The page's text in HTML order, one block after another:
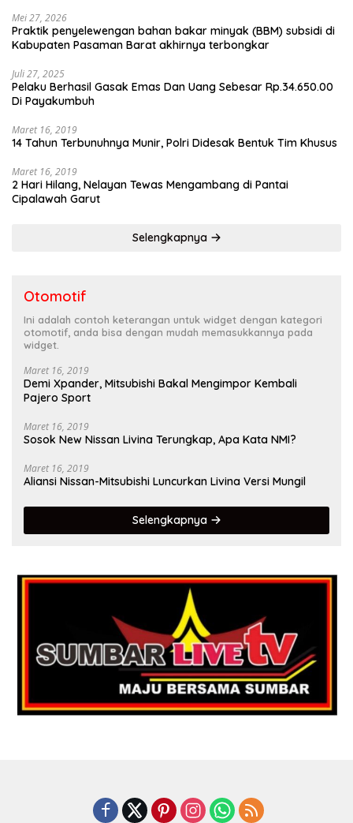
Mei 27, 2026
Praktik penyelewengan bahan bakar minyak (BBM) subsidi di
Kabupaten Pasaman Barat akhirnya terbongkar
Juli 27, 2025
Pelaku Berhasil Gasak Emas Dan Uang Sebesar Rp.34.650.00
Di Payakumbuh
Maret 16, 2019
14 Tahun Terbunuhnya Munir, Polri Didesak Bentuk Tim Khusus
Maret 16, 2019
2 Hari Hilang, Nelayan Tewas Mengambang di Pantai
Cipalawah Garut
Selengkapnya
Otomotif
Ini adalah contoh keterangan untuk widget dengan kategori
otomotif, anda bisa dengan mudah memasukkannya pada
widget.
Maret 16, 2019
Demi Xpander, Mitsubishi Bakal Mengimpor Kembali
Pajero Sport
Maret 16, 2019
Sosok New Nissan Livina Terungkap, Apa Kata NMI?
Maret 16, 2019
Aliansi Nissan-Mitsubishi Luncurkan Livina Versi Mungil
Selengkapnya